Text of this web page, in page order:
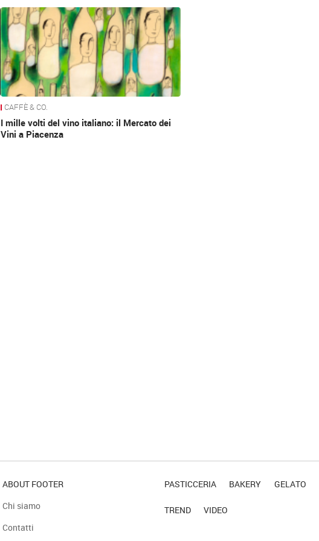
CAFFÈ & CO.
I mille volti del vino italiano: il Mercato dei
Vini a Piacenza
ABOUT FOOTER
Chi siamo
Contatti
PASTICCERIA BAKERY GELATO
TREND VIDEO